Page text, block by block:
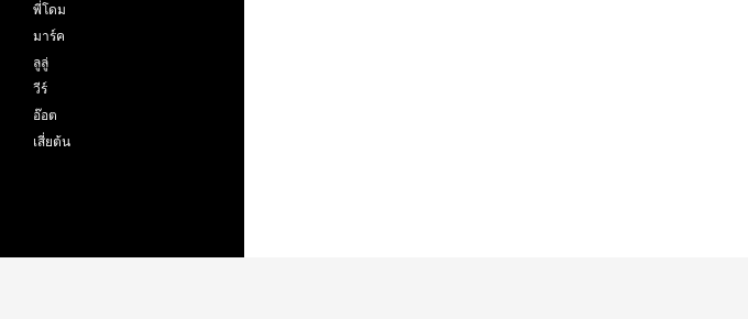
พี่โดม
มาร์ค
ลูลู่
วีร์
อ๊อต
เสี่ยต้น